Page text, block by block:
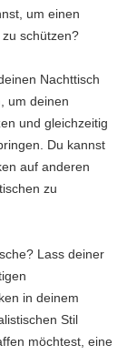
um einen
schützen?
Nachttisch
um deinen
und gleichzeitig
Du kannst
auf anderen
zu
Lass deiner
in deinem
Stil
möchtest, eine